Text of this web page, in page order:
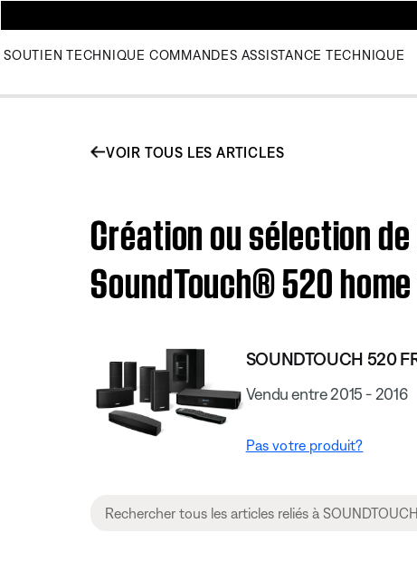
SOUTIEN TECHNIQUE COMMANDES ASSISTANCE TECHNIQUE
VOIR TOUS LES ARTICLES
Création ou sélection
SoundTouch® 520
SOUNDTOUCH 520
Vendu entre 2015 - 2016
Pas votre produit?